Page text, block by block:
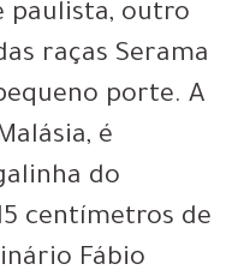
paulista, outro
raças Serama
porte. A
é
do
centímetros de
Fábio